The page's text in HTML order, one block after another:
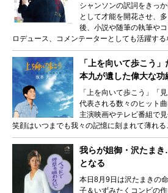
シャンソンの訳詞をきっ
として才能を開花させ、
後、小説や随筆の執筆や
ロデュース、コメンテーターとしても活躍する
「上を向いて歩こう
本九が遺した偉大な
「上を向いて歩こう」「
代表される数々のヒット
主演映画やテレビ番組で
笑顔はいつまでも我々の記憶に刻まれて薄れる
我らが姐御・沢たま
となる
本日8月9日は沢たまきの
子＆いずみたくコンビの